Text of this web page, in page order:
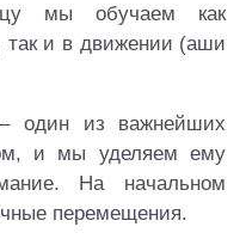
мы обучаем как
так и в движении (аши
один из важнейших
и мы уделяем ему
На начальном
перемещения.